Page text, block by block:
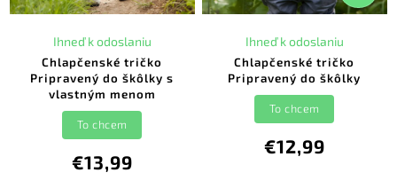
Chlapčenské tričko
Pripravený do škôlky s
vlastným menom
Ihneď k odoslaniu
€13,99
To chcem
Chlapčenské tričko
Pripravený do škôlky
Ihneď k odoslaniu
€12,99
To chcem